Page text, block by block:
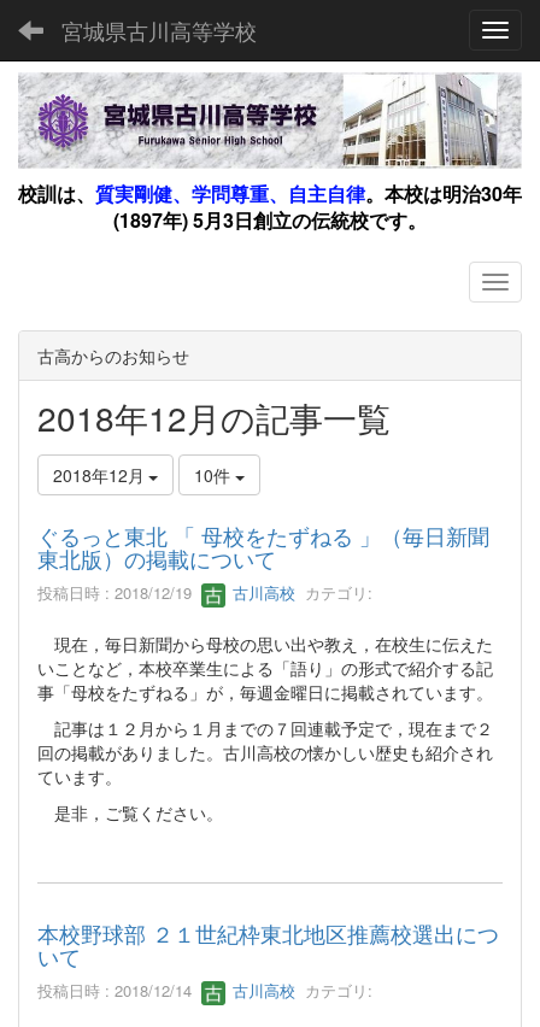
宮城県古川高等学校
校訓は、 質実剛健、学問尊重、自主自律。 本校は明治30年
(1897年) 5月3日創立の伝統校です。
古高からのお知らせ
2018年12月の記事一覧
2018年12月 10件
ぐるっと東北 「 母校をたずねる 」（毎日新聞
東北版）の掲載について
投稿日時 : 2018/12/19 古川高校 カテゴリ:
現在，毎日新聞から母校の思い出や教え，在校生に伝えた
いことなど，本校卒業生による「語り」の形式で紹介する記
事「母校をたずねる」が，毎週金曜日に掲載されています。
記事は１２月から１月までの７回連載予定で，現在まで２
回の掲載がありました。古川高校の懐かしい歴史も紹介され
ています。
是非，ご覧ください。
本校野球部 ２１世紀枠東北地区推薦校選出につ
いて
投稿日時 : 2018/12/14 古川高校 カテゴリ: